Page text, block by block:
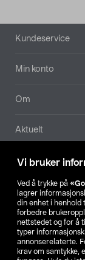
Vi bruker
Ved å trykke på
lagrer
din enhet i henhold
forbedre
nettstedet og for å
typer
annonserelaterte.
krav om samtykke,
Bunntekst
Kundeservice
Min konto
Om
Aktuelt
Våre selskaper